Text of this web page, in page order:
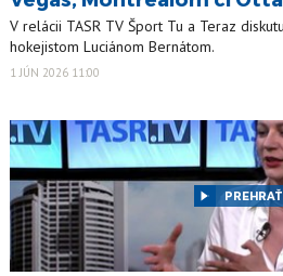
V relácii TASR TV Šport Tu a Teraz
hokejistom Luciánom Bernátom.
1 JÚN 2026 11:00
PREHRAŤ